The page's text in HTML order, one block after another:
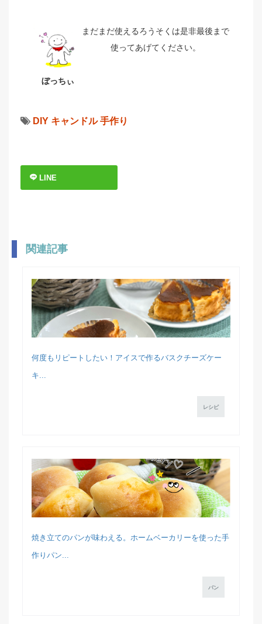
ぼっちぃ
まだまだ使えるろうそくは是非最後まで
使ってあげてください。
DIY キャンドル 手作り
LINE
関連記事
何度もリピートしたい！アイスで作るバスクチーズケー
キ...
レシピ
焼き立てのパンが味わえる。ホームベーカリーを使った手
作りパン...
パン